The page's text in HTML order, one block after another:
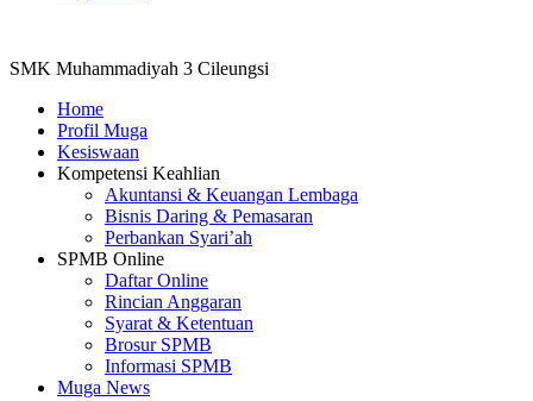
SMK Muhammadiyah 3 Cileungsi
Home
Profil Muga
Kesiswaan
Kompetensi Keahlian
Akuntansi & Keuangan Lembaga
Bisnis Daring & Pemasaran
Perbankan Syari’ah
SPMB Online
Daftar Online
Rincian Anggaran
Syarat & Ketentuan
Brosur SPMB
Informasi SPMB
Muga News